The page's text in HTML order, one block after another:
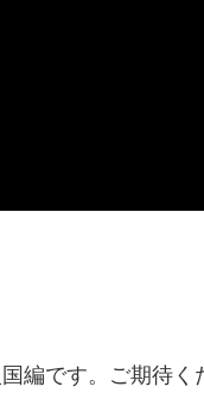
編です。ご期待